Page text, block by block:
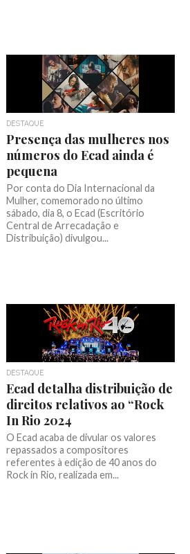
DESTAQUE
Presença das mulheres nos
números do Ecad ainda é
pequena
Por conta do Dia Internacional da
Mulher, comemorado no último
sábado, dia 8, o Ecad (Escritório
Central de Arrecadação e
Distribuição) divulgou...
DESTAQUE
Ecad detalha distribuição de
direitos relativos ao “Rock
In Rio 2024
O Ecad acaba de divular os valores
repassados a compositores
referentes à edição de 40 anos do
Rock in Rio, realizada em...